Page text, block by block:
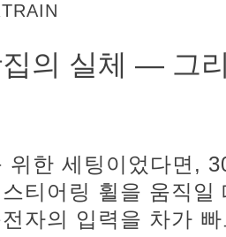
의 실체 — 그
위한 세팅이었다면,
티어링 휠을 움직일
자의 입력을 차가